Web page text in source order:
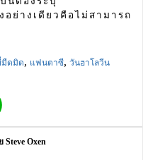
างเดียวคือไม่สามารถ
มืดมิด, แฟนตาซี, วันฮาโลวีน
Steve Oxen